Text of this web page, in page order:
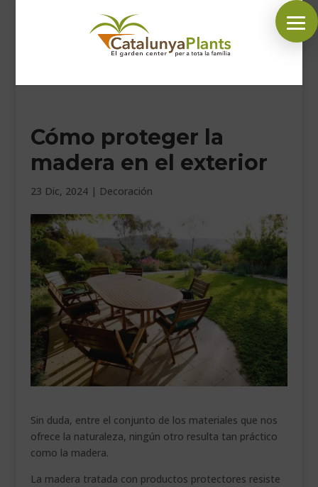
SÍGUENOS EN:
INICIO
PLANTAS
DECORACIÓN
HORARIO GARDEN
CONTACTAR
BLOG
___________________________
VEURE EN CATALÀ
Cómo proteger la
madera en el exterior
23 Dic, 2024| Decoración
Sin duda, entre el conjunto de los materiales que nos
ofrece la naturaleza, ningún otro resulta tan práctico
como la madera.
La madera tratada con productos protectores resiste